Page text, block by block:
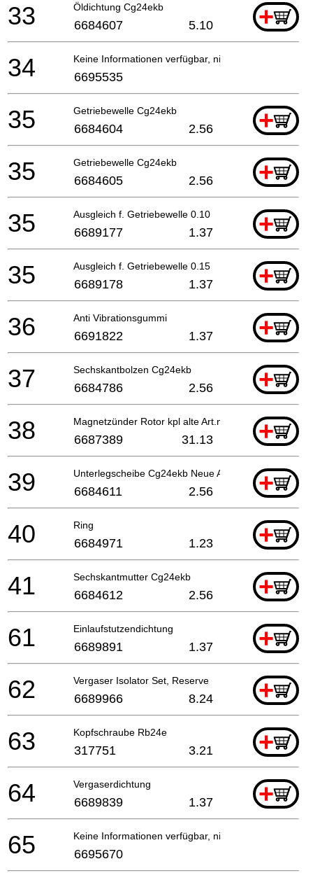
Öldichtung Cg24ekb +
33 6684607 5.10
Keine Informationen verfügbar, nicht bestellbar
34 6695535
Getriebewelle Cg24ekb +
35 6684604 2.56
Getriebewelle Cg24ekb +
35 6684605 2.56
Ausgleich f. Getriebewelle 0.10 +
35 6689177 1.37
Ausgleich f. Getriebewelle 0.15 +
35 6689178 1.37
Anti Vibrationsgummi +
36 6691822 1.37
Sechskantbolzen Cg24ekb +
37 6684786 2.56
Magnetzünder Rotor kpl alte Art.nr. 155-21523-80
+
38 6687389 31.13
Unterlegscheibe Cg24ekb Neue Art.nr. 6684611
+
39 6684611 2.56
Ring +
40 6684971 1.23
Sechskantmutter Cg24ekb +
41 6684612 2.56
Einlaufstutzendichtung +
61 6689891 1.37
Vergaser Isolator Set, Reserve +
62 6689966 8.24
Kopfschraube Rb24e +
63 317751 3.21
Vergaserdichtung +
64 6689839 1.37
Keine Informationen verfügbar, nicht bestellbar
65 6695670